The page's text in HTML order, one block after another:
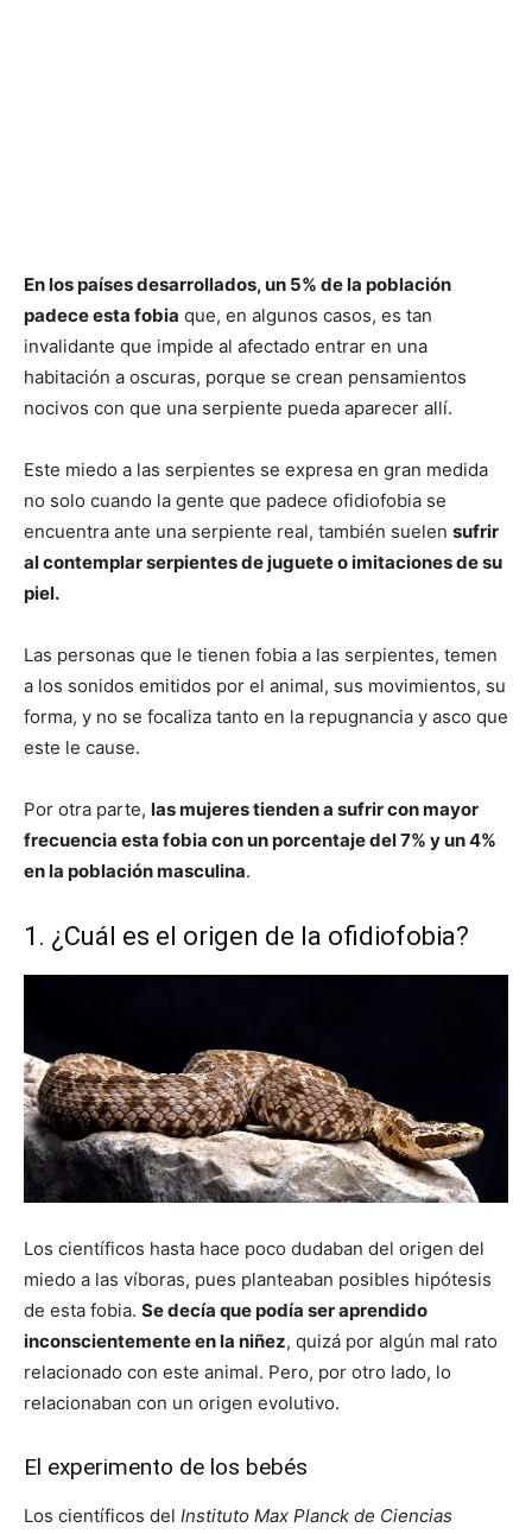
En los países desarrollados, un 5% de la población
padece esta fobia que, en algunos casos, es tan
invalidante que impide al afectado entrar en una
habitación a oscuras, porque se crean pensamientos
nocivos con que una serpiente pueda aparecer allí.
Este miedo a las serpientes se expresa en gran medida
no solo cuando la gente que padece ofidiofobia se
encuentra ante una serpiente real, también suelen sufrir
al contemplar serpientes de juguete o imitaciones de su
piel.
Las personas que le tienen fobia a las serpientes, temen
a los sonidos emitidos por el animal, sus movimientos, su
forma, y no se focaliza tanto en la repugnancia y asco que
este le cause.
Por otra parte, las mujeres tienden a sufrir con mayor
frecuencia esta fobia con un porcentaje del 7% y un 4%
en la población masculina.
1. ¿Cuál es el origen de la ofidiofobia?
Los científicos hasta hace poco dudaban del origen del
miedo a las víboras, pues planteaban posibles hipótesis
de esta fobia. Se decía que podía ser aprendido
inconscientemente en la niñez, quizá por algún mal rato
relacionado con este animal. Pero, por otro lado, lo
relacionaban con un origen evolutivo.
El experimento de los bebés
Los científicos del Instituto Max Planck de Ciencias